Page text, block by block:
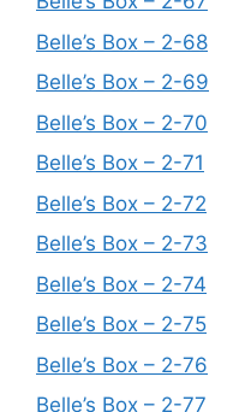
Belle’s Box – 2-68
Belle’s Box – 2-69
Belle’s Box – 2-70
Belle’s Box – 2-71
Belle’s Box – 2-72
Belle’s Box – 2-73
Belle’s Box – 2-74
Belle’s Box – 2-75
Belle’s Box – 2-76
Belle’s Box – 2-77